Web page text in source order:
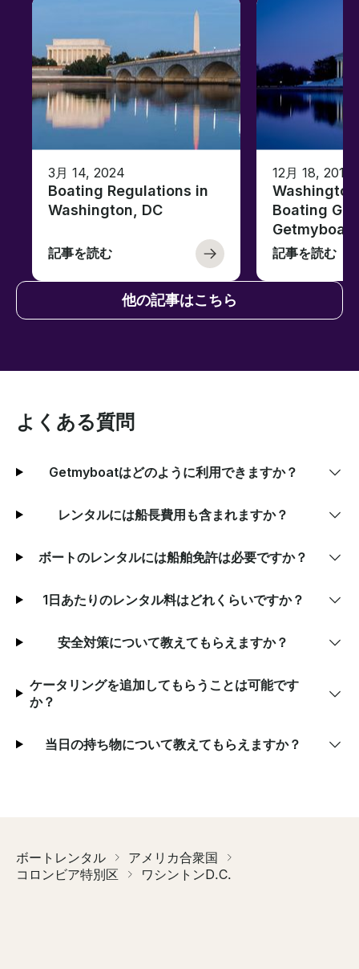
3月 14, 2024
Boating Regulations in
Washington, DC
記事を読む
12月 18, 2019
Boating
Getmyboat
記事を読む
他の記事はこちら
よくある質問
Getmyboatはどのように利用できますか？
レンタルには船長費用も含まれますか？
ボートのレンタルには船舶免許は必要ですか？
1日あたりのレンタル料はどれくらいですか？
安全対策について教えてもらえますか？
ケータリングを追加してもらうことは可能です
か？
当日の持ち物について教えてもらえますか？
ボートレンタル
アメリカ合衆国
コロンビア特別区
ワシントンD.C.